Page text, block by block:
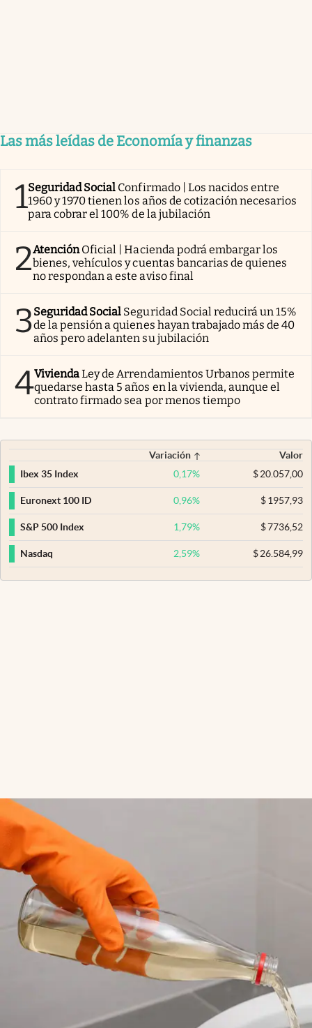
Las más leídas de Economía y finanzas
1Seguridad Social Confirmado | Los nacidos entre
1960 y 1970 tienen los años de cotización necesarios
para cobrar el 100% de la jubilación
2AtenciónOficial | Hacienda podrá embargar los
bienes, vehículos y cuentas bancarias de quienes
no respondan a este aviso final
3Seguridad Social Seguridad Social reducirá un 15%
de la pensión a quienes hayan trabajado más de 40
años pero adelanten su jubilación
4ViviendaLey de Arrendamientos Urbanos permite
quedarse hasta 5 años en la vivienda, aunque el
contrato firmado sea por menos tiempo
Variación
Valor
Ibex 35 Index
0,17% $20.057,00
Euronext 100 ID 0,96% $1957,93
S&P 500 Index 1,79% $7736,52
Nasdaq 2,59% $26.584,99